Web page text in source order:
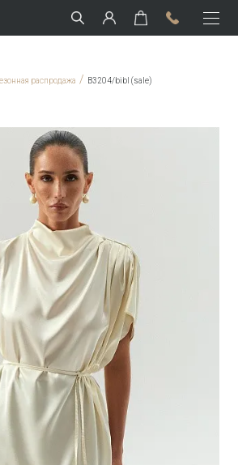
распродажа / B3204/bibl (sale)